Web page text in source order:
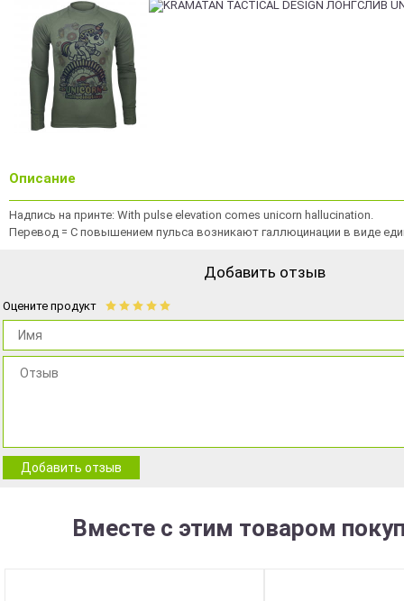
Описание
Надпись на принте: With pulse elevation comes unicorn hallucination.
Перевод = С повышением пульса возникают галлюцинации в виде
Добавить отзыв
Оцените продукт
Добавить отзыв
Вместе с этим товаром